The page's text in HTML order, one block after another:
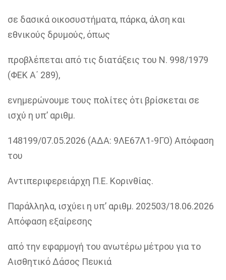
σε δασικά οικοσυστήματα, πάρκα, άλση και
εθνικούς δρυμούς, όπως
προβλέπεται από τις διατάξεις του Ν. 998/1979
(ΦΕΚ Α΄ 289),
ενημερώνουμε τους πολίτες ότι βρίσκεται σε
ισχύ η υπ’ αριθμ.
148199/07.05.2026 (ΑΔΑ: 9ΛΕ67Λ1-9ΓΟ) Απόφαση
του
Αντιπεριφερειάρχη Π.Ε. Κορινθίας.
Παράλληλα, ισχύει η υπ’ αριθμ. 202503/18.06.2026
Απόφαση εξαίρεσης
από την εφαρμογή του ανωτέρω μέτρου για το
Αισθητικό Δάσος Πευκιά